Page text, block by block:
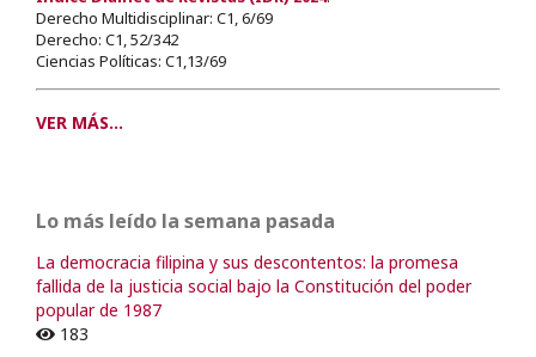
Derecho Multidisciplinar: C1, 6/69
Derecho: C1, 52/342
Ciencias Políticas: C1,13/69
VER MÁS...
Lo más leído la semana pasada
La democracia filipina y sus descontentos: la promesa
fallida de la justicia social bajo la Constitución del poder
popular de 1987
183